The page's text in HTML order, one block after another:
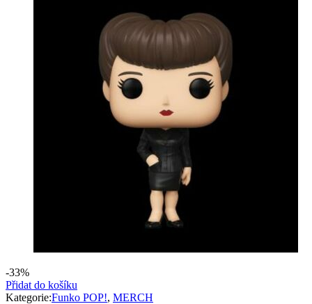
-33%
Přidat do košíku
Kategorie:Funko POP!, MERCH